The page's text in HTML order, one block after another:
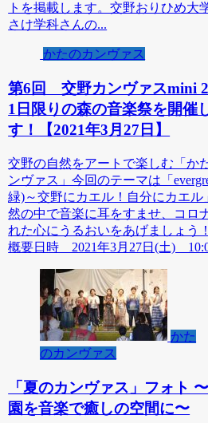
トを掲載します。交野おりひめ大
さけ学科さんの...
かたのカンヴァス
第6回 交野カンヴァスmini
1日限りの森の音楽祭を開催
す！【2021年3月27日】
交野の自然をアートで楽しむ「か
ンヴァス」今回のテーマは「
緑)～交野にカエル！自分にカエル
然の中で音楽に耳をすませ、コロ
れた心にうるおいをあげましょう
概要日時 2021年3月27日(土)
かた
のカンヴァス
「夏のカンヴァス」フォト
園を音楽で癒しの空間に〜